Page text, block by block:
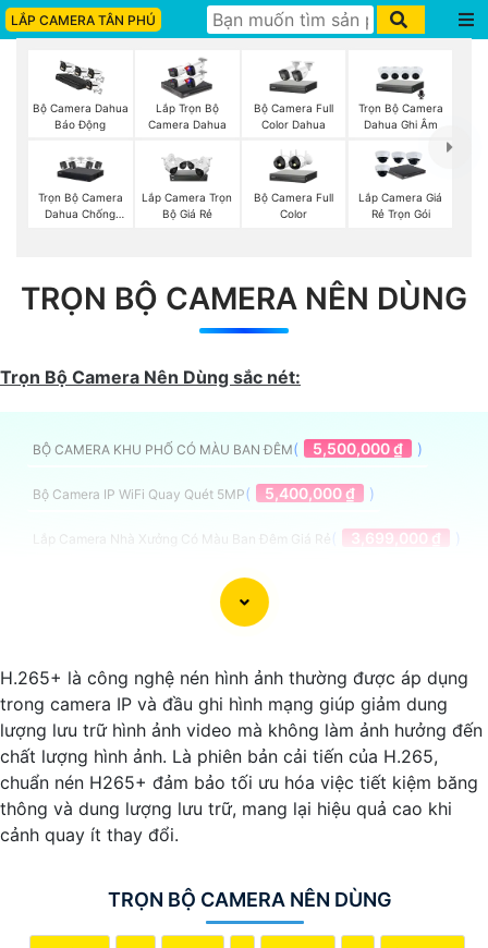
LẮP CAMERA TÂN PHÚ
Bộ Camera Dahua
Báo Động
Lắp Trọn Bộ
Camera Dahua
Bộ Camera Full
Color Dahua
Trọn Bộ Camera
Dahua Ghi Âm
Trọn Bộ Camera
Dahua Chống
Lắp Camera Trọn
Bộ Giá Rẻ
Bộ Camera Full
Color
Lắp Camera Giá
Rẻ Trọn Gói
TRỌN BỘ CAMERA NÊN DÙNG
Trọn Bộ Camera Nên Dùng sắc nét:
BỘ CAMERA KHU PHỐ CÓ MÀU BAN ĐÊM( 5,500,000 ₫ )
Bộ Camera IP WiFi Quay Quét 5MP( 5,400,000 ₫ )
Lắp Camera Nhà Xưởng Có Màu Ban Đêm Giá Rẻ ( 3,699,000 ₫ )
Dưới đây là một số lời khuyên để chọn bộ camera chất
lượng với hình ảnh sắc nét:
📱1:Chọn camera có độ phân giải cao: Đểkhẳng định
hình ảnh rõ nét, bạn nên chọn camera có độ phân giải cao,
Chọn camera có tính năng ghi hình ban đêm: Camera
nên có khả năng quan sát ban đêm thông qua hồng ngoại
hoặc các công nghệ khác để màu sắc và chi tiết không bị
H.265+ là công nghệ nén hình ảnh thường được áp dụng
trong camera IP và đầu ghi hình mạng giúp giảm dung
lượng lưu trữ hình ảnh video mà không làm ảnh hưởng đến
chất lượng hình ảnh. Là phiên bản cải tiến của H.265,
chuẩn nén H265+ đảm bảo tối ưu hóa việc tiết kiệm băng
thông và dung lượng lưu trữ, mang lại hiệu quả cao khi
cảnh quay ít thay đổi.
TRỌN BỘ CAMERA NÊN DÙNG